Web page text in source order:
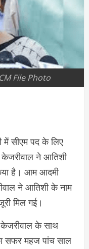
File Photo
में सीएम पद के लिए
केजरीवाल ने आतिशी
है। आम आदमी
ने आतिशी के नाम
मिल गई।
के साथ
सफर महज पांच साल